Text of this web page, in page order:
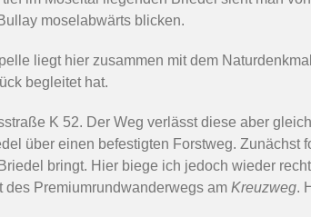
moselabwärts blicken.
liegt hier zusammen mit dem Naturdenkmal
begleitet hat.
K 52. Der Weg verlässt diese aber
über einen befestigten Forstweg.
bringt. Hier biege ich jedoch wieder
Premiumrundwanderwegs am Kreuzweg.